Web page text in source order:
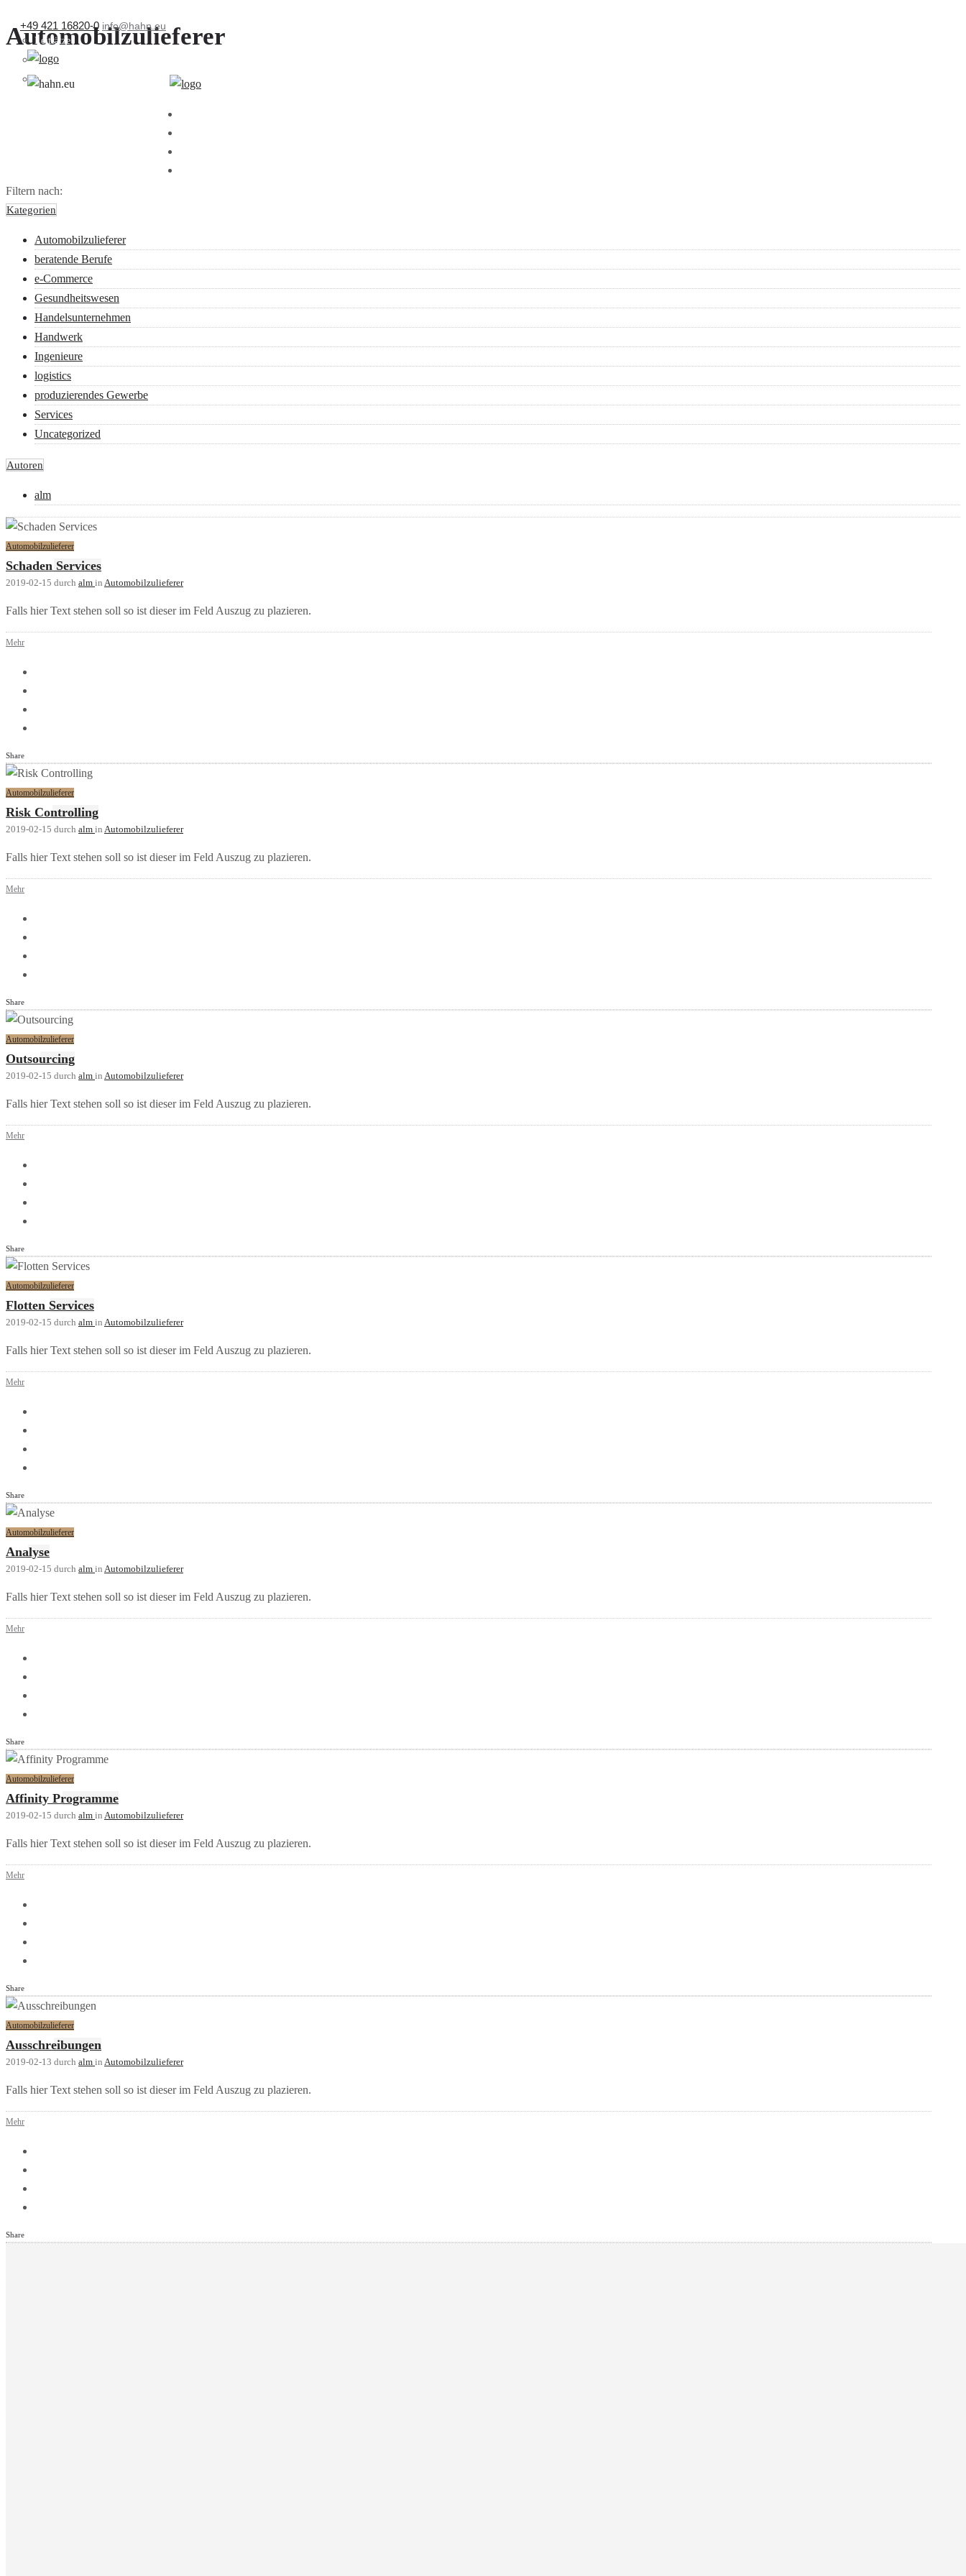
+49 421 16820-0 info@hahn.eu
Leitsätze
Nutzungsbedingungen
Impressum
Automobilzulieferer
Filtern nach:
Kategorien
Automobilzulieferer
beratende Berufe
e-Commerce
Gesundheitswesen
Handelsunternehmen
Handwerk
Ingenieure
logistics
produzierendes Gewerbe
Services
Uncategorized
Autoren
alm
Automobilzulieferer
Schaden Services
2019-02-15 durch alm in Automobilzulieferer
Falls hier Text stehen soll so ist dieser im Feld Auszug zu plazieren.
Mehr
Share
Automobilzulieferer
Risk Controlling
2019-02-15 durch alm in Automobilzulieferer
Falls hier Text stehen soll so ist dieser im Feld Auszug zu plazieren.
Mehr
Share
Automobilzulieferer
Outsourcing
2019-02-15 durch alm in Automobilzulieferer
Falls hier Text stehen soll so ist dieser im Feld Auszug zu plazieren.
Mehr
Share
Automobilzulieferer
Flotten Services
2019-02-15 durch alm in Automobilzulieferer
Falls hier Text stehen soll so ist dieser im Feld Auszug zu plazieren.
Mehr
Share
Automobilzulieferer
Analyse
2019-02-15 durch alm in Automobilzulieferer
Falls hier Text stehen soll so ist dieser im Feld Auszug zu plazieren.
Mehr
Share
Automobilzulieferer
Affinity Programme
2019-02-15 durch alm in Automobilzulieferer
Falls hier Text stehen soll so ist dieser im Feld Auszug zu plazieren.
Mehr
Share
Automobilzulieferer
Ausschreibungen
2019-02-13 durch alm in Automobilzulieferer
Falls hier Text stehen soll so ist dieser im Feld Auszug zu plazieren.
Mehr
Share